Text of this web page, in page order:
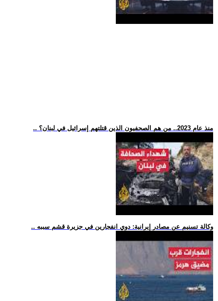
.. منذ عام 2023.. من هم الصحفيون الذين قتلتهم إسرائيل في لبنان؟
.. وكالة تسنيم عن مصادر إيرانية: دوي انفجارين في جزيرة قشم سببه